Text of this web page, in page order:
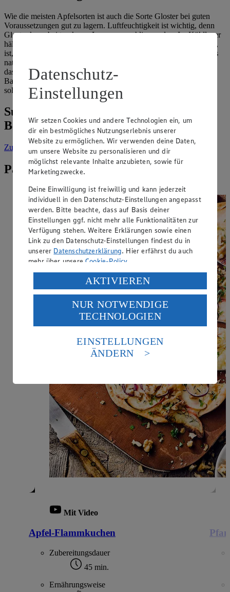
Wie die meisten Apfelsorten ist auch die Sorte Gloster bei guten
Voraussetzungen gut zu lagern. Luftfeuchtigkeit ist wichtig, denn
Gloster kann bei trockener Lagerung mehlig werden. Im Kühllager
hält sich die Apfelsorte sogar bis April. Was man vermeiden sollte,
ist, Äpfel mit anderen Obstsorten gemeinsam aufzubewahren. Das
natürliche Reifungsgas Ethylen wird von Äpfeln abgegeben, und
das bringt andere Früchte dazu, schneller zu altern. Birnen,
Bananen, aber auch Tomaten gelten als ethylenempfindlich und
sollten somit nicht gemeinsam mit Äpfeln gelagert werden.
Suche weitere Lebensmittel aus dem
Bereich „Obst & Gemüse“
Zur Suche vorgefiltert nach Kategorie: Obst & Gemüse
Passende Rezepte zu Gloster
Mit Video
Apfel-Flammkuchen
Zubereitungsdauer
45 min.
Ernährungsweise
Datenschutz-
Einstellungen
Wir setzen Cookies und andere Technologien ein, um
dir ein bestmögliches Nutzungserlebnis unserer
Website zu ermöglichen. Wir verwenden deine Daten,
um unsere Website zu personalisieren und dir
möglichst relevante Inhalte anzubieten, sowie für
Marketingzwecke.
Deine Einwilligung ist freiwillig und kann jederzeit
individuell in den Datenschutz-Einstellungen angepasst
werden. Bitte beachte, dass auf Basis deiner
Einstellungen ggf. nicht mehr alle Funktionalitäten zur
Verfügung stehen. Weitere Erklärungen sowie einen
Link zu den Datenschutz-Einstellungen findest du in
unserer Datenschutzerklärung. Hier erfährst du auch
mehr über unsereCookie-Policy.
Verarbeitung deiner personenbezogenen Daten in den
USA durch Facebook und YouTube:
Wenn du auf „Aktivieren“ klickst, willigst du im Sinne
des Art. 49 Abs. 1 Satz 1 lit. a) DSGVO ein, dass deine
Daten in den USA verarbeitet werden. Der EuGH sieht
die USA als Land mit einem nach europäischen
Standards nicht angemessenen Datenschutzniveau an.
Es besteht das Risiko eines Zugriffs durch US-
Informationen zum Herausgeber der Seite findest du
Impressum
AKTIVIEREN
NUR NOTWENDIGE
TECHNOLOGIEN
EINSTELLUNGEN
ÄNDERN